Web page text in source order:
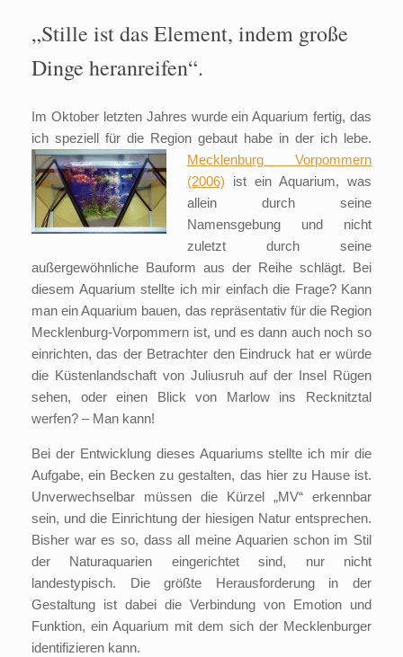
„Stille ist das Element, indem große
Dinge heranreifen“.
Im Oktober letzten Jahres wurde ein Aquarium fertig, das
ich speziell für die Region gebaut habe in der ich lebe.
Mecklenburg Vorpommern
(2006) ist ein Aquarium, was
allein durch seine
Namensgebung und nicht
zuletzt durch seine
außergewöhnliche Bauform aus der Reihe schlägt. Bei
diesem Aquarium stellte ich mir einfach die Frage? Kann
man ein Aquarium bauen, das repräsentativ für die Region
Mecklenburg-Vorpommern ist, und es dann auch noch so
einrichten, das der Betrachter den Eindruck hat er würde
die Küstenlandschaft von Juliusruh auf der Insel Rügen
sehen, oder einen Blick von Marlow ins Recknitztal
werfen? – Man kann!
Bei der Entwicklung dieses Aquariums stellte ich mir die
Aufgabe, ein Becken zu gestalten, das hier zu Hause ist.
Unverwechselbar müssen die Kürzel „MV“ erkennbar
sein, und die Einrichtung der hiesigen Natur entsprechen.
Bisher war es so, dass all meine Aquarien schon im Stil
der Naturaquarien eingerichtet sind, nur nicht
landestypisch. Die größte Herausforderung in der
Gestaltung ist dabei die Verbindung von Emotion und
Funktion, ein Aquarium mit dem sich der Mecklenburger
identifizieren kann.